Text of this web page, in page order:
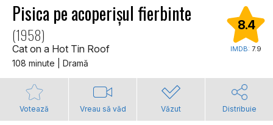
Pisica pe acoperișul fierbinte
(1958)
Cat on a Hot Tin Roof
108 minute | Dramă
8.4
IMDB: 7.9
Votează Vreau să văd Văzut Distribuie